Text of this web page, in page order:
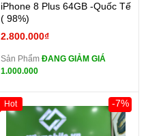
iPhone 8 Plus 64GB -Quốc Tế
( 98%)
2.800.000₫
Sản Phẩm ĐANG GIẢM GIÁ
1.000.000
-7%
Hot